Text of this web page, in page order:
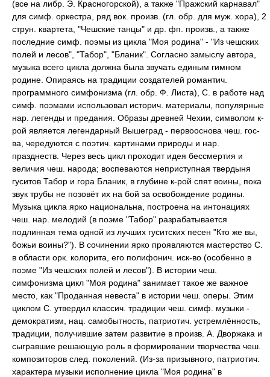
(все на либр. Э. Красногорской), а также "Пражский карнавал"
для симф. оркестра, ряд вок. произв. (гл. обр. для муж. хора), 2
струн. квартета, "Чешские танцы" и др. фп. произв., а также
последние симф. поэмы из цикла "Моя родина" - "Из чешских
полей и лесов", "Табор", "Бланик". Согласно замыслу автора,
музыка всего цикла должна была звучать единым гимном
родине. Опираясь на традиции создателей романтич.
программного симфонизма (гл. обр. Ф. Листа), С. в работе над
симф. поэмами использовал историч. материалы, популярные
нар. легенды и предания. Образы древней Чехии, символом к-
рой является легендарный Вышеград - первооснова чеш. гос-
ва, чередуются с поэтич. картинами природы и нар.
празднеств. Через весь цикл проходит идея бессмертия и
величия чеш. народа; воспеваются неприступная твердыня
гуситов Табор и гора Бланик, в глубине к-рой спят воины, пока
звук трубы не позовёт их на бой за освобождение родины.
Музыка цикла ярко национальна, построена на интонациях
чеш. нар. мелодий (в поэме "Табор" разрабатывается
подлинная тема одной из лучших гуситских песен "Кто же вы,
божьи воины?"). В сочинении ярко проявляются мастерство С.
в области орк. колорита, его полифонич. иск-во (особенно в
поэме "Из чешских полей и лесов"). В истории чеш.
симфонизма цикл "Моя родина" занимает такое же важное
место, как "Проданная невеста" в истории чеш. оперы. Этим
циклом С. утвердил классич. традиции чеш. симф. музыки -
демократизм, нац. самобытность, патриотич. устремлённость,
традиции, получившие затем развитие в произв. А. Дворжака и
сыгравшие решающую роль в формировании творчества чеш.
композиторов след. поколений. (Из-за призывного, патриотич.
характера музыки исполнение цикла "Моя родина" в